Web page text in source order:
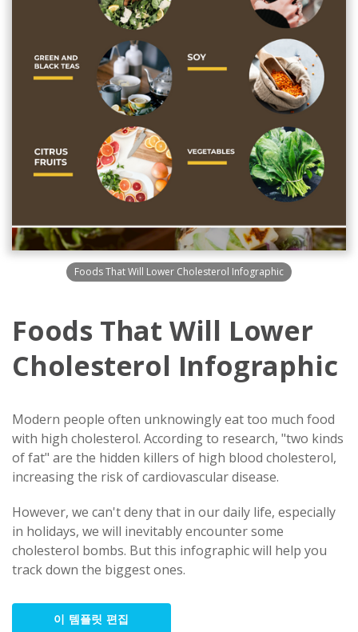
Foods That Will Lower Cholesterol Infographic
Foods That Will Lower
Cholesterol Infographic
Modern people often unknowingly eat too much food
with high cholesterol. According to research, "two kinds
of fat" are the hidden killers of high blood cholesterol,
increasing the risk of cardiovascular disease.
However, we can't deny that in our daily life, especially
in holidays, we will inevitably encounter some
cholesterol bombs. But this infographic will help you
track down the biggest ones.
이 템플릿 편집